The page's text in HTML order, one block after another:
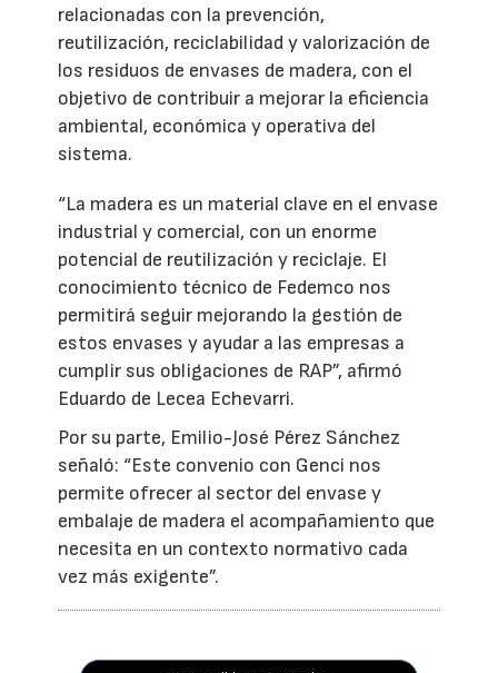
relacionadas con la prevención,
reutilización, reciclabilidad y valorización de
los residuos de envases de madera, con el
objetivo de contribuir a mejorar la eficiencia
ambiental, económica y operativa del
sistema.
“La madera es un material clave en el envase
industrial y comercial, con un enorme
potencial de reutilización y reciclaje. El
conocimiento técnico de Fedemco nos
permitirá seguir mejorando la gestión de
estos envases y ayudar a las empresas a
cumplir sus obligaciones de RAP”, afirmó
Eduardo de Lecea Echevarri.
Por su parte, Emilio-José Pérez Sánchez
señaló: “Este convenio con Genci nos
permite ofrecer al sector del envase y
embalaje de madera el acompañamiento que
necesita en un contexto normativo cada
vez más exigente”.